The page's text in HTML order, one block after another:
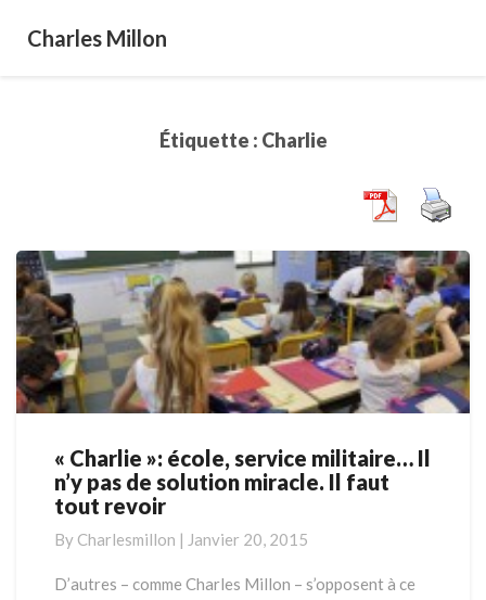
Charles Millon
Étiquette : Charlie
« Charlie »:
école,
service
Il
n’y
« Charlie »: école, service militaire… Il
n’y pas de solution miracle. Il faut
tout revoir
By Charlesmillon | Janvier 20, 2015
D’autres – comme Charles Millon – s’opposent à ce